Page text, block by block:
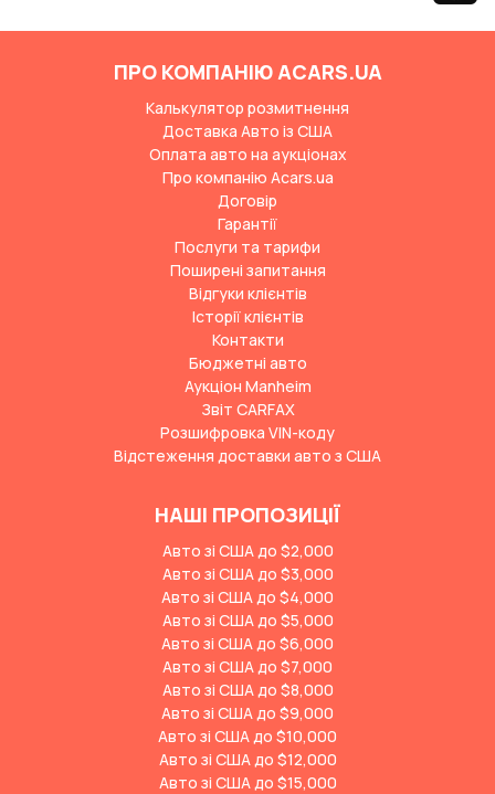
ПРО КОМПАНІЮ ACARS.UA
Калькулятор розмитнення
Доставка Авто із США
Оплата авто на аукціонах
Про компанію Acars.ua
Договір
Гарантії
Послуги та тарифи
Поширені запитання
Відгуки клієнтів
Історії клієнтів
Контакти
Бюджетні авто
Аукціон Manheim
Звіт CARFAX
Розшифровка VIN-коду
Відстеження доставки авто з США
НАШІ ПРОПОЗИЦІЇ
Авто зі США до $2,000
Авто зі США до $3,000
Авто зі США до $4,000
Авто зі США до $5,000
Авто зі США до $6,000
Авто зі США до $7,000
Авто зі США до $8,000
Авто зі США до $9,000
Авто зі США до $10,000
Авто зі США до $12,000
Авто зі США до $15,000